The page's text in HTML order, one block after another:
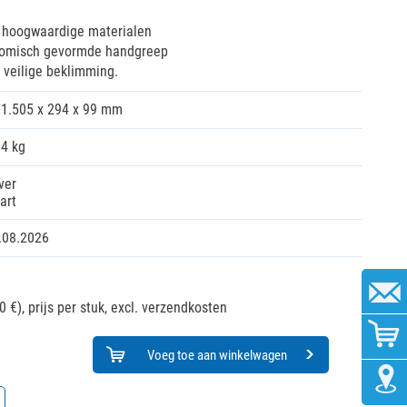
materialen
gevormde handgreep
veilige beklimming.
1.505 x 294 x 99 mm
kg
€), prijs per stuk, excl. verzendkosten
Voeg toe aan winkelwagen